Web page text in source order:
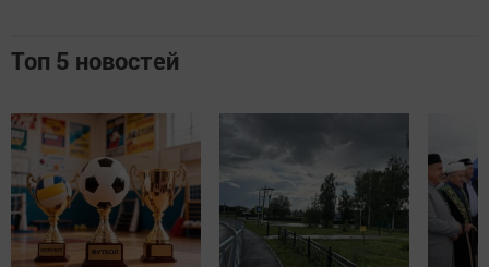
Топ 5 новостей